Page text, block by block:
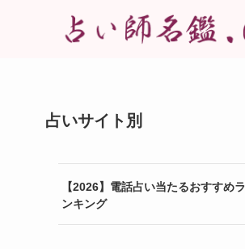
占いサイト別
【2026】電話占い当たるおすすめラ
ンキング